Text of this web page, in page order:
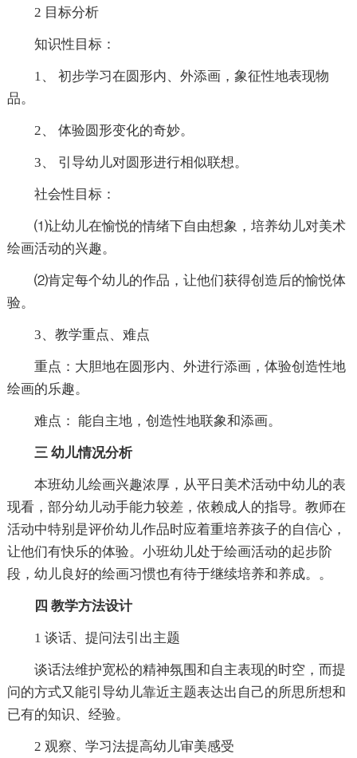
2 目标分析
知识性目标：
1、 初步学习在圆形内、外添画，象征性地表现物
品。
2、 体验圆形变化的奇妙。
3、 引导幼儿对圆形进行相似联想。
社会性目标：
⑴让幼儿在愉悦的情绪下自由想象，培养幼儿对美术
绘画活动的兴趣。
⑵肯定每个幼儿的作品，让他们获得创造后的愉悦体
验。
3、教学重点、难点
重点：大胆地在圆形内、外进行添画，体验创造性地
绘画的乐趣。
难点： 能自主地，创造性地联象和添画。
三 幼儿情况分析
本班幼儿绘画兴趣浓厚，从平日美术活动中幼儿的表
现看，部分幼儿动手能力较差，依赖成人的指导。教师在
活动中特别是评价幼儿作品时应着重培养孩子的自信心，
让他们有快乐的体验。小班幼儿处于绘画活动的起步阶
段，幼儿良好的绘画习惯也有待于继续培养和养成。。
四 教学方法设计
1 谈话、提问法引出主题
谈话法维护宽松的精神氛围和自主表现的时空，而提
问的方式又能引导幼儿靠近主题表达出自己的所思所想和
已有的知识、经验。
2 观察、学习法提高幼儿审美感受